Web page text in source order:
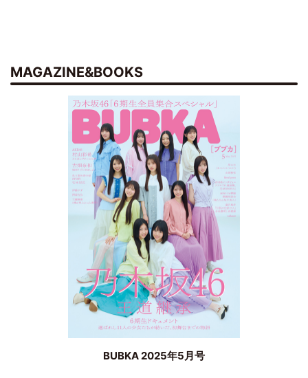
MAGAZINE&BOOKS
BUBKA 2025年5月号